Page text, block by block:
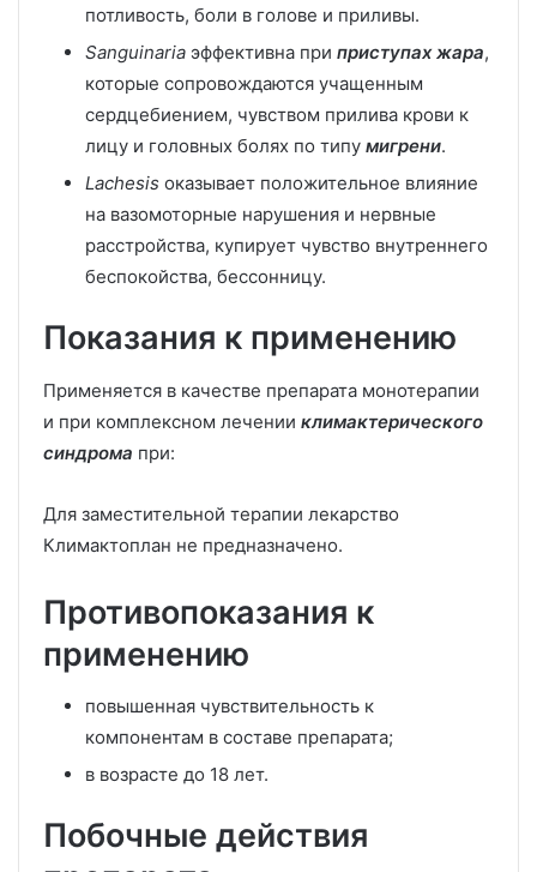
потливость, боли в голове и приливы.
Sanguinaria эффективна при приступах жара,
которые сопровождаются учащенным
сердцебиением, чувством прилива крови к
лицу и головных болях по типу мигрени.
Lachesis оказывает положительное влияние
на вазомоторные нарушения и нервные
расстройства, купирует чувство внутреннего
беспокойства, бессонницу.
Показания к применению
Применяется в качестве препарата монотерапии
и при комплексном лечении климактерического
синдрома при:
Для заместительной терапии лекарство
Климактоплан не предназначено.
Противопоказания к
применению
повышенная чувствительность к
компонентам в составе препарата;
в возрасте до 18 лет.
Побочные действия